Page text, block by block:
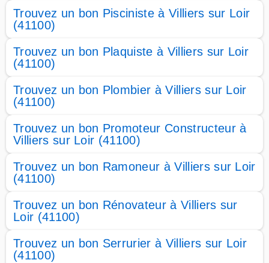
Trouvez un bon Pisciniste à Villiers sur Loir
(41100)
Trouvez un bon Plaquiste à Villiers sur Loir
(41100)
Trouvez un bon Plombier à Villiers sur Loir
(41100)
Trouvez un bon Promoteur Constructeur à
Villiers sur Loir (41100)
Trouvez un bon Ramoneur à Villiers sur Loir
(41100)
Trouvez un bon Rénovateur à Villiers sur
Loir (41100)
Trouvez un bon Serrurier à Villiers sur Loir
(41100)